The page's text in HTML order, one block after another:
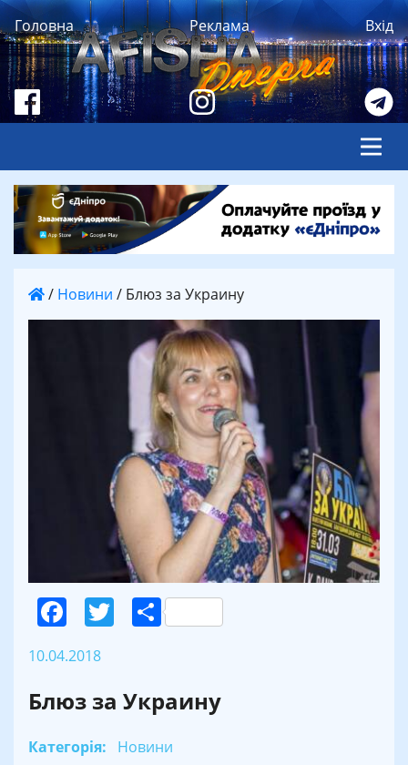
Головна Реклама Вхід
/ Новини / Блюз за Украину
Facebook
Twitter
Поділитися
10.04.2018
Блюз за Украину
Категорія: Новини